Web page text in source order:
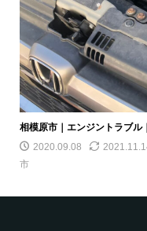
相模原市｜エンジントラブル
2020.09.08
市